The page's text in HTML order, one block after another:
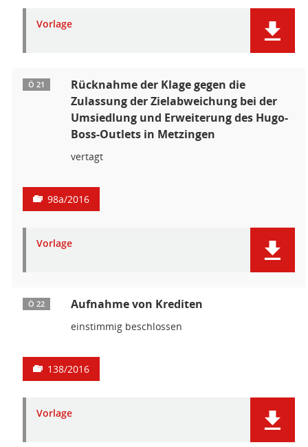
Vorlage
Ö 21
Rücknahme der Klage gegen die
Zulassung der Zielabweichung bei der
Umsiedlung und Erweiterung des Hugo-
Boss-Outlets in Metzingen
vertagt
98a/2016
Vorlage
Ö 22 Aufnahme von Krediten
einstimmig beschlossen
138/2016
Vorlage